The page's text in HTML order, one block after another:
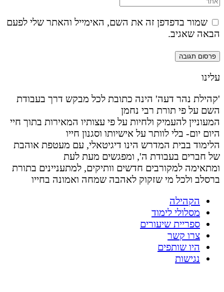
שמור בדפדפן זה את השם, האימייל והאתר שלי לפעם
הבאה שאגיב.
עלינו
'קהילת נהר דעה' הינה כתובת לכל מבקש דרך בעבודת
השם על פי תורת רבי נחמן
המעוניין להעמיק ולחיות על פי עצותיו המאירות בתוך חיי
היום יום- בלי לוותר על אישיותו וסגנון חייו
הלימוד בבית המדרש הינו דיגיטאלי, עם מעטפת אוהבת
של חברים בעבודת ה', ומפגשים מעת לעת
ומתאימה למקורבים חדשים וותיקים, למתעניינים בתורת
ברסלב ולכל מי שזקוק לאהבה שמחה ואמונה בחייו
הקהילה
מסלולי לימוד
ספריית שיעורים
צרו קשר
היו שותפים
נגישות